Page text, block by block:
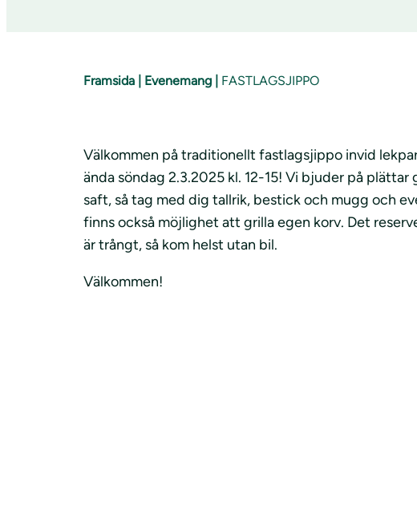
Framsida Evenemang FASTLAGSJIPPO
Välkommen på traditionellt fastlagsjippo invid
ända söndag 2.3.2025 kl. 12-15! Vi bjuder på plättar
saft, så tag med dig tallrik, bestick och mugg och
finns också möjlighet att grilla egen korv. Det
är trångt, så kom helst utan bil.
Välkommen!